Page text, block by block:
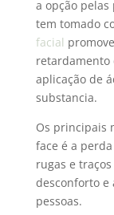
a opção
tem tomado
facial
retardamento
aplicação de
substancia.
Os principais
face é a
rugas e
desconforto e
pessoas.